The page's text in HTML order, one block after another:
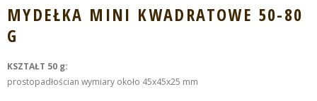
MYDEŁKA MINI KWADRATOWE 50-80
G
KSZTAŁT 50 g:
prostopadłościan wymiary około 45x45x25 mm